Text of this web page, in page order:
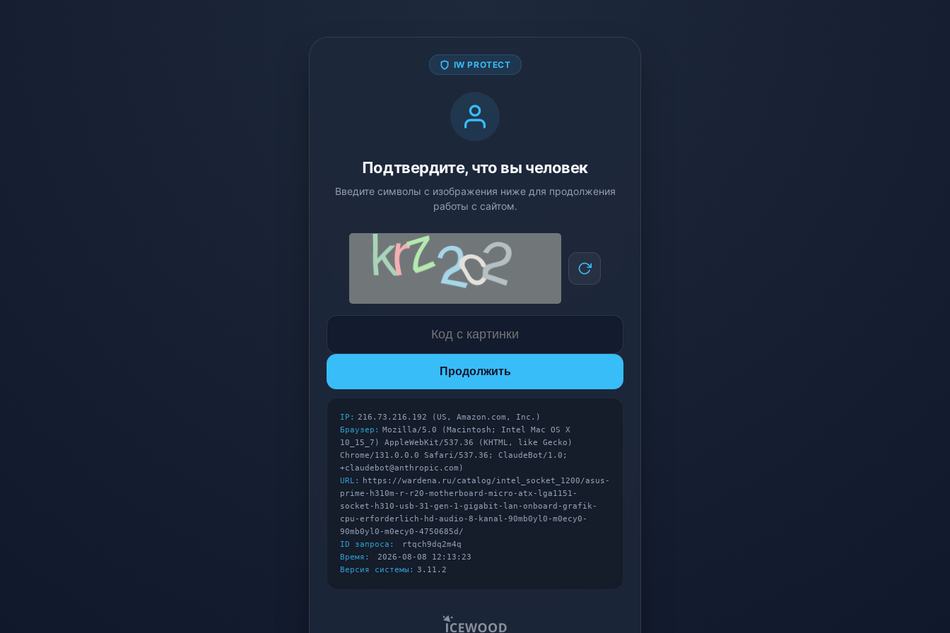
IW PROTECT
Подтвердите, что вы человек
Введите символы с изображения ниже для продолжения
работы с сайтом.
Продолжить
IP: 216.73.216.192 (US, Amazon.com, Inc.)
Браузер: Mozilla/5.0 (Macintosh; Intel Mac OS X
10_15_7) AppleWebKit/537.36 (KHTML, like Gecko)
Chrome/131.0.0.0 Safari/537.36; ClaudeBot/1.0;
+claudebot@anthropic.com)
URL:
https://wardena.ru/catalog/intel_socket_1200/asus-
prime-h310m-r-r20-motherboard-micro-atx-lga1151-
socket-h310-usb-31-gen-1-gigabit-lan-onboard-grafik-
cpu-erforderlich-hd-audio-8-kanal-90mb0yl0-m0ecy0-
90mb0yl0-m0ecy0-4750685d/
ID запроса:
rtqch9dq2m4q
Время:
2026-08-08 12:13:23
Версия системы: 3.11.2